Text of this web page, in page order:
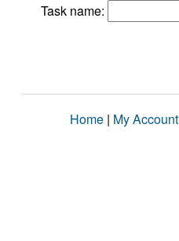
Task name:
Home | My Account